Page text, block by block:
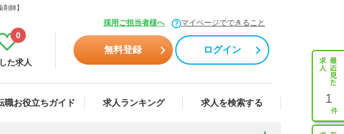
師】
採用ご担当者様へ マイページでできること
た求人
0
無料登録 ログイン
職お役立ちガイド 求人ランキング 求人を検索する 1